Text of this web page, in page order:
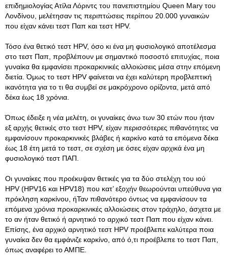
επιδημιολογίας Ατίλα Λόριντς του πανεπιστημίου Queen Mary του
Λονδίνου, μελέτησαν τις περιπτώσεις περίπου 20.000 γυναικών
που είχαν κάνει τεστ Παπ και τεστ HPV.
Τόσο ένα θετικό τεστ HPV, όσο κι ένα μη φυσιολογικό αποτέλεσμα
στο τεστ Παπ, προβλέπουν με σημαντικό ποσοστό επιτυχίας, ποια
γυναίκα θα εμφανίσει προκαρκινικές αλλοιώσεις μέσα στην επόμενη
διετία. Όμως το τεστ HPV φαίνεται να έχει καλύτερη προβλεπτική
ικανότητα για το τι θα συμβεί σε μακρόχρονο ορίζοντα, μετά από
δέκα έως 18 χρόνια.
Όπως έδειξε η νέα μελέτη, οι γυναίκες άνω των 30 ετών που ήταν
εξ αρχής θετικές στο τεστ HPV, είχαν περισσότερες πιθανότητες να
εμφανίσουν προκαρκινικές βλάβες ή καρκίνο κατά τα επόμενα δέκα
έως 18 έτη μετά το τεστ, σε σχέση με όσες είχαν αρχικά ένα μη
φυσιολογικό τεστ ΠΑΠ.
Οι γυναίκες που προέκυψαν θετικές για τα δύο στελέχη του ιού
HPV (HPV16 και HPV18) που κατ’ εξοχήν θεωρούνται υπεύθυνα για
πρόκληση καρκίνου, ήΤαν πιθανότερο όντως να εμφανίσουν τα
επόμενα χρόνια προκαρκινικές αλλοιώσεις στον τράχηλο, άσχετα με
το αν ήταν θετικό ή αρνητικό το αρχικό τεστ Παπ που είχαν κάνει.
Επίσης, ένα αρχικό αρνητικό τεστ HPV προέβλεπε καλύτερα ποια
γυναίκα δεν θα εμφάνιζε καρκίνο, από ό,τι προέβλεπε το τεστ Παπ,
όπως αναφέρει το ΑΜΠΕ.